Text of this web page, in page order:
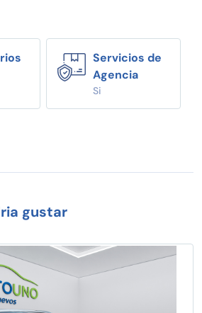
Servicios de
Agencia
Si
gustar